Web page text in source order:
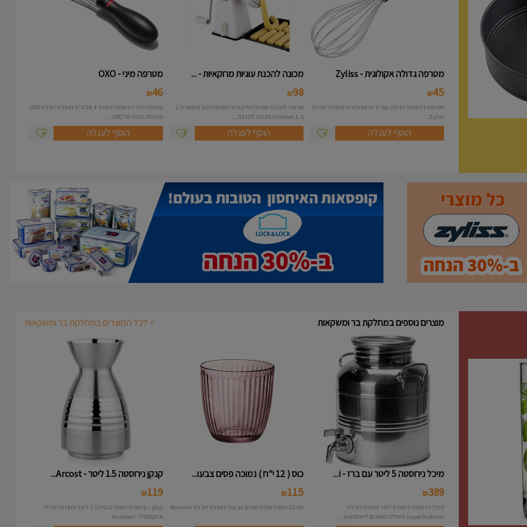
מטרפה גדולה אקולוגית - Zyliss
45
₪
מטרפת נירוסטה גדולה עם ידית אקולוגית תוצרת חברת
Zyliss
הוסף לעגלה
מכונה להכנת עוגיות מרוקאיות - ...
98
₪
מכונה להכנת עוגיות מרוקאיות ומטחנת רב שימושית 2
ב-1 ProDicer מכונה להכנת...
הוסף לעגלה
מטרפה מיני - OXO
46
₪
מטרפה מיני נירוסטה באורך 18.4 ס"מ תוצרת חברת OXO
מטרפת המיני של OXO ...
הוסף לעגלה
מוצרים נוספים במחלקת בר ומשקאות > לכל המוצרים במחלקת בר ומשקאות
מיכל נירוסטה 5 ליטר עם ברז - i...
389
₪
מיכל נירוסטה בנפח 5 ליטר תוצרת חברת
isuperfustinox איטליה מתאים ליאחסון ש...
כוס ( 12 י"ח ) נמוכה פסים צבעו...
115
₪
סט 12 כוסות שתיה פסים צבעוני תוצרת חברת Bormioli
קנקן נירוסטה 1.5 ליטר - Arcost...
119
₪
קנקן / קראפ נירוסטה בנפח 1.5 ליטר תוצרת חברת
ארקוסטיל - Arcosteel